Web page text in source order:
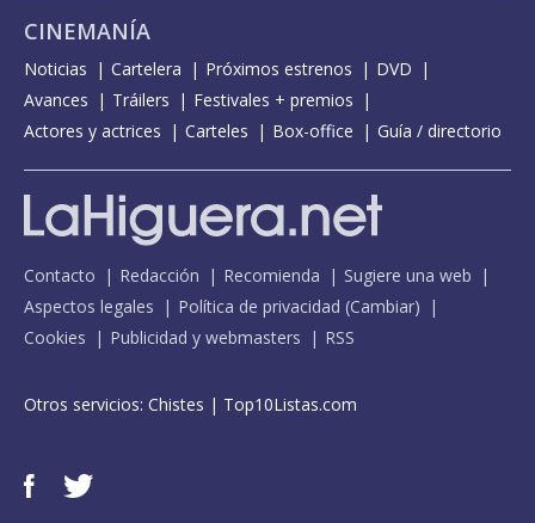
CINEMANÍA
Noticias Cartelera Próximos estrenos
DVD
Avances
Tráilers
Festivales + premios
Actores y actrices
Carteles Box-office Guía / directorio
Contacto Redacción Recomienda
Sugiere una web
Aspectos legales
Política de privacidad (Cambiar)
Cookies
Publicidad y webmasters RSS
Otros servicios: Chistes | Top10Listas.com